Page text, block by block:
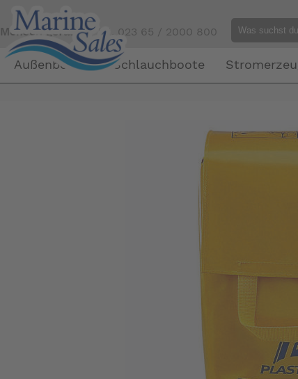
Mensch gefällig?Tel. 023 65 / 2000 800
Außenborder Schlauchboote